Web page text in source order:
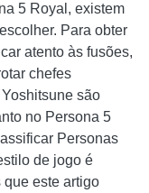
5 Royal, existem
Para obter
atento às fusões,
chefes
são
no Persona 5
Personas
de jogo é
este artigo